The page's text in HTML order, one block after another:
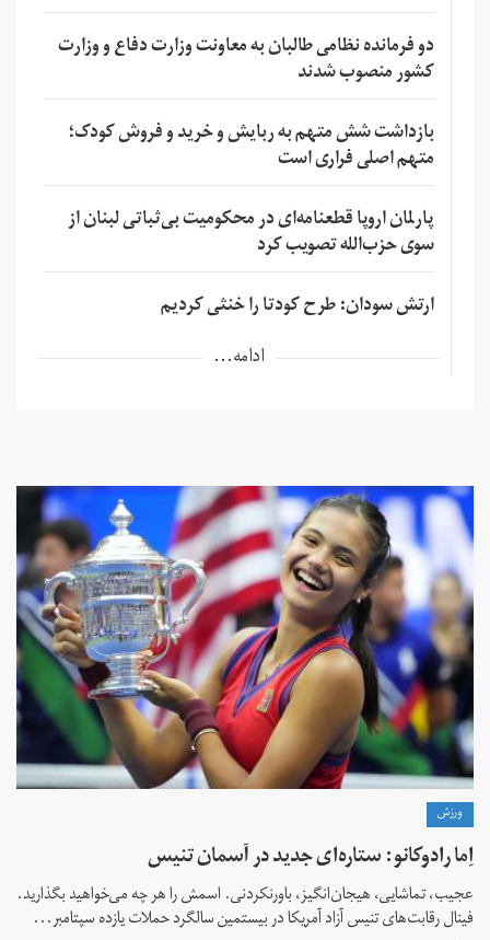
دو فرمانده نظامی طالبان به معاونت وزارت دفاع و وزارت
کشور منصوب شدند
بازداشت شش متهم به ربایش و خرید و فروش کودک؛
متهم اصلی فراری است
پارلمان اروپا قطعنامه‌ای در محکومیت بی‌ثباتی لبنان از
سوی حزب‌الله تصویب کرد
ارتش سودان: طرح کودتا را خنثی کردیم
ادامه...
ورزش
اِما رادوکانو: ستاره‌ای جدید در آسمان تنیس
عجیب، تماشایی، هیجان‌انگیز، باورنکردنی. اسمش را هر چه می‌خواهید بگذارید.
فینال رقابت‌های تنیس آزاد آمریکا در بیستمین سالگرد حملات یازده سپتامبر...